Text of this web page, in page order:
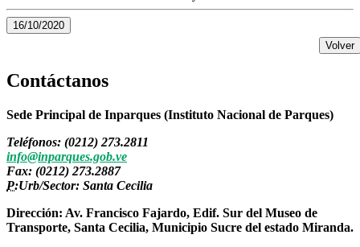
16/10/2020
Volver
Contáctanos
Sede Principal de Inparques (Instituto Nacional de Parques)
Teléfonos: (0212) 273.2811
info@inparques.gob.ve
Fax: (0212) 273.2887
P:Urb/Sector: Santa Cecilia
Dirección: Av. Francisco Fajardo, Edif. Sur del Museo de
Transporte, Santa Cecilia, Municipio Sucre del estado Miranda.